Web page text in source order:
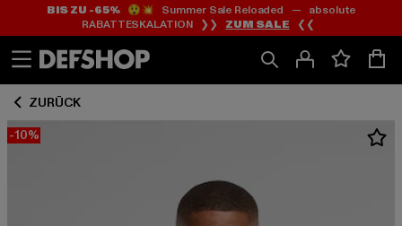
Zum
Inhalt
springen
Zum
Fußzeile
springen
BIS ZU -65%😲💥 Summer Sale Reloaded — absolute
RABATTESKALATION ❯❯ ZUM SALE ❮❮
ZURÜCK
-10%